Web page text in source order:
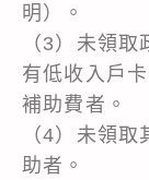
明）。
（3）未領
有低收入戶
補助費者。
（4）未領
助者。